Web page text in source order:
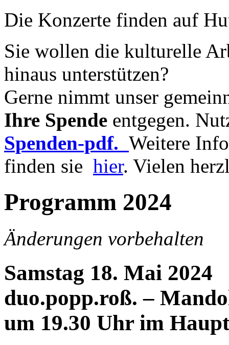
Die Konzerte finden auf
Sie wollen die kulturelle
hinaus unterstützen?
Gerne nimmt unser
Ihre Spende entgegen.
Spenden-pdf. Weitere
finden sie hier. Vielen
Programm 2024
Änderungen vorbehalten
Samstag 18. Mai 2024
duo.popp.roß. –
um 19.30 Uhr im